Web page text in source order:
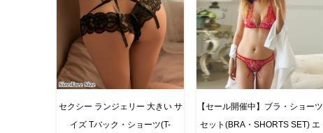
セクシー ランジェリー 大きい サ
イズ Tバック・ショーツ(T-
【セール開催中】ブラ・ショーツ
セット(BRA・SHORTS SET) エ